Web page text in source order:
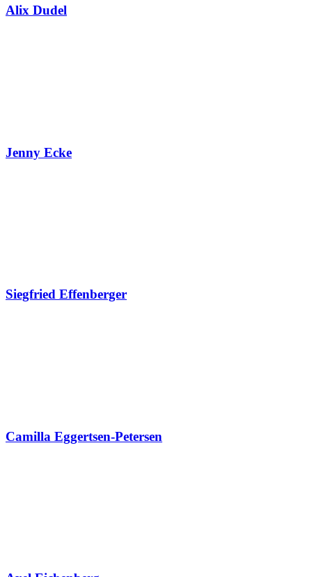
Alix Dudel
Jenny Ecke
Siegfried Effenberger
Camilla Eggertsen-Petersen